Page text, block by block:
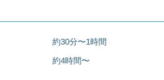
約30分〜1時間
約4時間〜